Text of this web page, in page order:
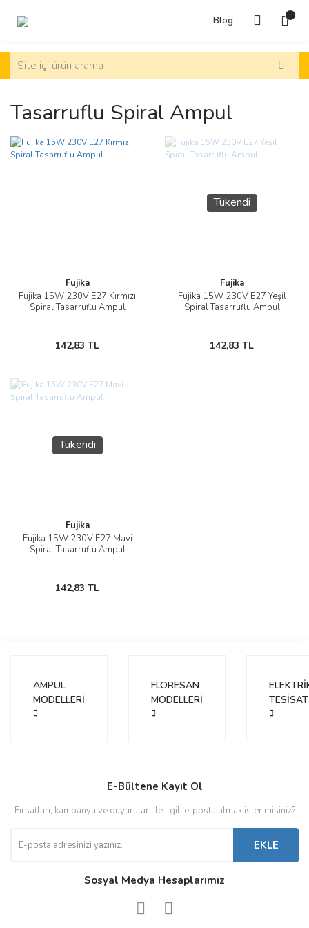
Blog
Tasarruflu Spiral Ampul
Fujika
Fujika 15W 230V E27 Kırmızı
Spiral Tasarruflu Ampul
142,83 TL
Tükendi
Fujika
Fujika 15W 230V E27 Yeşil
Spiral Tasarruflu Ampul
142,83 TL
Tükendi
Fujika
Fujika 15W 230V E27 Mavi
Spiral Tasarruflu Ampul
142,83 TL
AMPUL
MODELLERİ
FLORESAN
MODELLERİ
TESİSAT
E-Bültene Kayıt Ol
Fırsatları, kampanya ve duyuruları ile ilgili e-posta almak ister misiniz?
EKLE
Sosyal Medya Hesaplarımız